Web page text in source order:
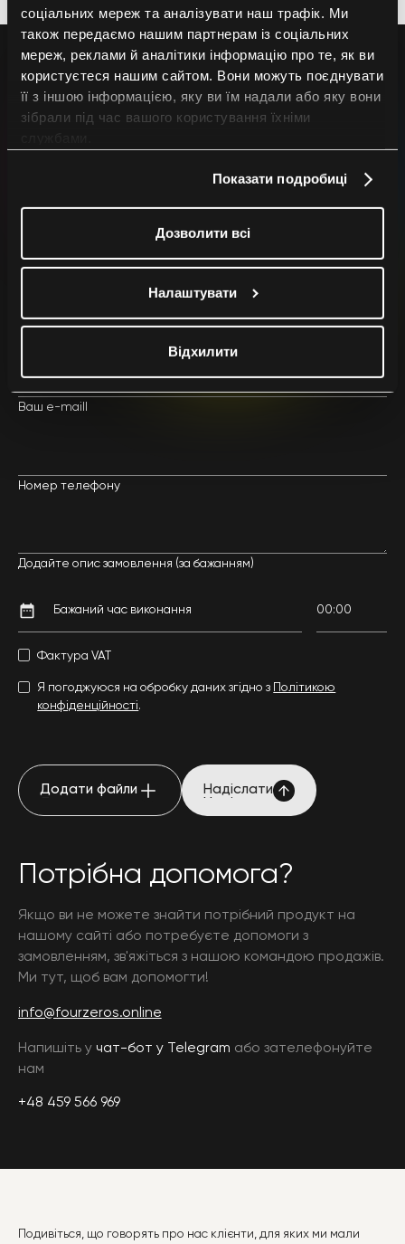
соціальних мереж та аналізувати наш трафік. Ми
також передаємо нашим партнерам із соціальних
мереж, реклами й аналітики інформацію про те, як ви
користуєтеся нашим сайтом. Вони можуть поєднувати
її з іншою інформацією, яку ви їм надали або яку вони
зібрали під час вашого користування їхніми
Показати подробиці
Дозволити всі
Налаштувати
Відхилити
Напиши нам
Після оформлення замовлення ми зв'яжемося з вами
Ваше ім'я та прізвище
Ваш e-maill
Номер телефону
Додайте опис замовлення (за бажанням)
Фактура VAT
Я погоджуюся на обробку даних згідно з
Політикою
конфіденційності.
Додати файли
Надіслати
Потрібна допомога?
Якщо ви не можете знайти потрібний продукт на
нашому сайті або потребуєте допомоги з
замовленням, зв'яжіться з нашою командою продажів.
Ми тут, щоб вам допомогти!
info@fourzeros.online
Напишіть у чат-бот у Telegram або зателефонуйте
нам
+48 459 566 969
Подивіться, що говорять про нас клієнти, для яких ми мали